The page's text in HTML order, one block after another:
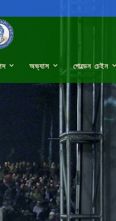
গোল্ডেন চেইন
অভ্যাস